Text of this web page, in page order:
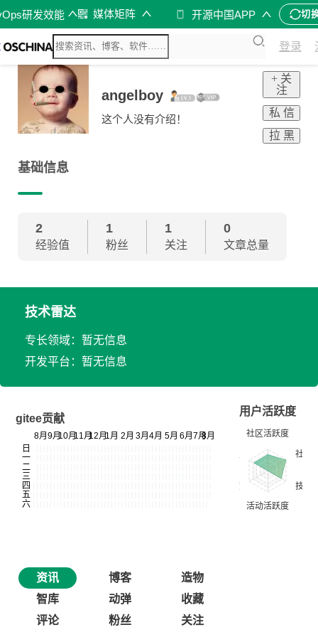
研发效能 媒体矩阵 开源中国APP 切
登录
angelboy
这个人没有介绍！
+ 关
注
私 信
拉 黑
基础信息
2
经验值
1
粉丝
1
关注
0
文章总量
技术雷达
专长领域：暂无信息
开发平台：暂无信息
gitee贡献
用户活跃度
资讯 博客
造物
智库
动弹
收藏
评论
粉丝 关注